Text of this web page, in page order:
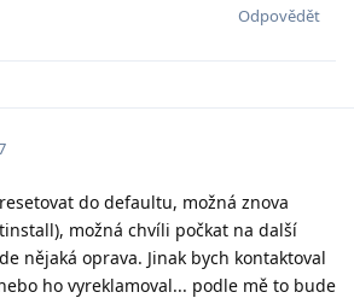
Odpovědět
do defaultu, možná znova
možná chvíli počkat na další
nějaká oprava. Jinak bych kontaktoval
ho vyreklamoval... podle mě to bude